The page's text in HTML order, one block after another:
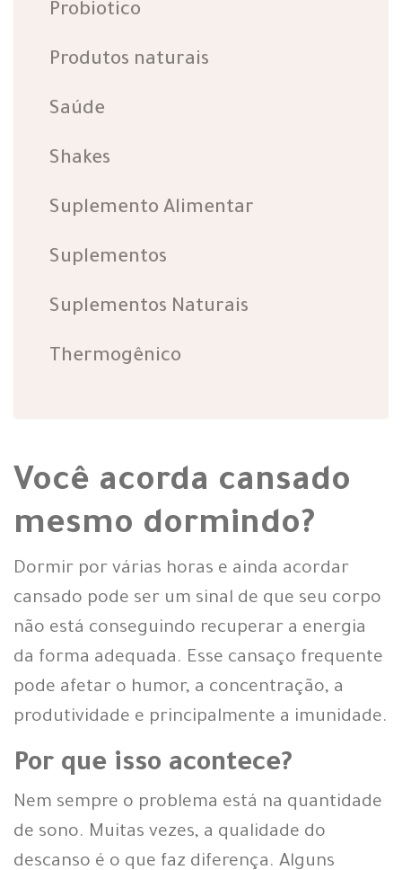
Você acorda cansado
mesmo dormindo?
Dormir por várias horas e ainda acordar
cansado pode ser um sinal de que seu corpo
não está conseguindo recuperar a energia
da forma adequada. Esse cansaço frequente
pode afetar o humor, a concentração, a
produtividade e principalmente a imunidade.
Por que isso acontece?
Nem sempre o problema está na quantidade
de sono. Muitas vezes, a qualidade do
descanso é o que faz diferença. Alguns
Probiotico
Produtos naturais
Saúde
Shakes
Suplemento Alimentar
Suplementos
Suplementos Naturais
Thermogênico